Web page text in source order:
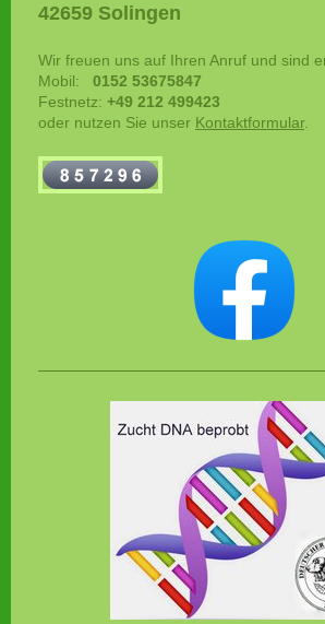
42659 Solingen
Wir freuen uns auf Ihren Anruf und sind
Mobil: 0152 53675847
Festnetz: +49 212 499423
oder nutzen Sie unser Kontaktformular.